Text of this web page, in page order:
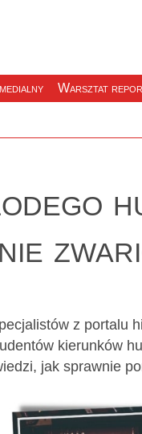
Warsztat
z portalu
kierunków
jak sprawnie